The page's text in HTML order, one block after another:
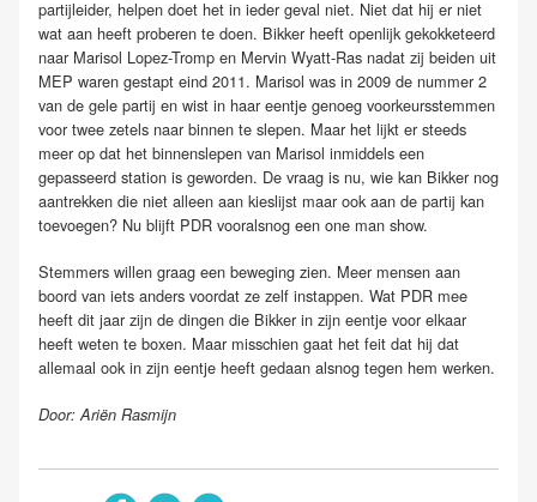
partijleider, helpen doet het in ieder geval niet. Niet dat hij er niet
wat aan heeft proberen te doen. Bikker heeft openlijk gekokketeerd
naar Marisol Lopez-Tromp en Mervin Wyatt-Ras nadat zij beiden uit
MEP waren gestapt eind 2011. Marisol was in 2009 de nummer 2
van de gele partij en wist in haar eentje genoeg voorkeursstemmen
voor twee zetels naar binnen te slepen. Maar het lijkt er steeds
meer op dat het binnenslepen van Marisol inmiddels een
gepasseerd station is geworden. De vraag is nu, wie kan Bikker nog
aantrekken die niet alleen aan kieslijst maar ook aan de partij kan
toevoegen? Nu blijft PDR vooralsnog een one man show.
Stemmers willen graag een beweging zien. Meer mensen aan
boord van iets anders voordat ze zelf instappen. Wat PDR mee
heeft dit jaar zijn de dingen die Bikker in zijn eentje voor elkaar
heeft weten te boxen. Maar misschien gaat het feit dat hij dat
allemaal ook in zijn eentje heeft gedaan alsnog tegen hem werken.
Door: Ariën Rasmijn